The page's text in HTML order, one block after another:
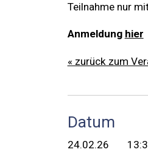
Teilnahme nur
Anmeldung hier
« zurück zum
Datum
24.02.26